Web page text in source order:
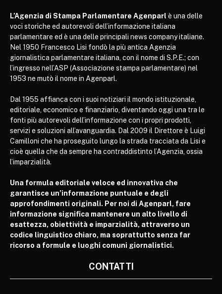
L’Agenzia di Stampa Parlamentare Agenparl è una delle
voci storiche ed autorevoli dell’informazione italiana
parlamentare ed è una delle principali news company italiane.
Nel 1950 Francesco Lisi fondò la più antica Agenzia
giornalistica parlamentare italiana, con il nome di S.P.E.; con
l’ingresso nell’ASP (Associazione stampa parlamentare) nel
1953 ne mutò il nome in Agenparl.
Dal 1955 affianca con i suoi notiziari il mondo istituzionale,
editoriale, economico e finanziario, diventando oggi una tra le
fonti più autorevoli dell’informazione con i propri prodotti,
servizi e soluzioni all’avanguardia. Dal 2009 il Direttore è Luigi
Camilloni che ha proseguito lungo la strada tracciata da Lisi e
cioè quella che da sempre ha contraddistinto l’Agenzia, ossia
l’imparzialità.
Una formula editoriale veloce ed innovativa che
garantisce un’informazione puntuale e degli
approfondimenti originali. Per noi di Agenparl, fare
informazione significa mantenere un alto livello di
esattezza, obiettività e imparzialità, attraverso un
codice linguistico chiaro, ma soprattutto senza far
ricorso a formule e luoghi comuni giornalistici.
CONTATTI